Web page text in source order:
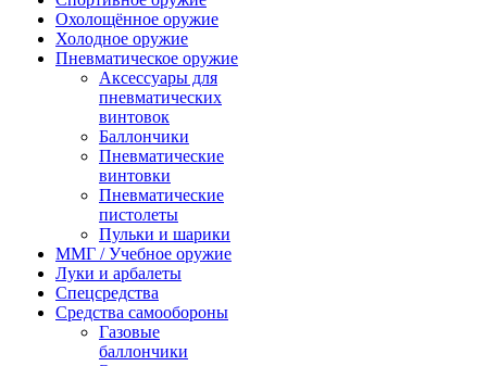
Охолощённое оружие
Холодное оружие
Пневматическое оружие
Аксессуары для
пневматических
винтовок
Баллончики
Пневматические
винтовки
Пневматические
пистолеты
Пульки и шарики
ММГ / Учебное оружие
Луки и арбалеты
Спецсредства
Средства самообороны
Газовые
баллончики